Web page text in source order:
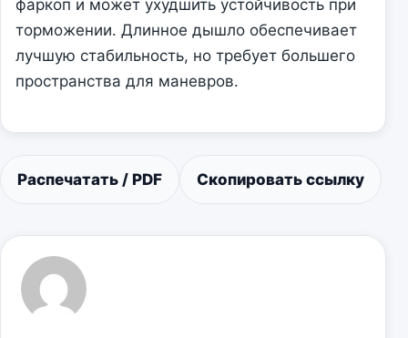
фаркоп и может ухудшить устойчивость при
торможении. Длинное дышло обеспечивает
лучшую стабильность, но требует большего
пространства для маневров.
Распечатать / PDF Скопировать ссылку